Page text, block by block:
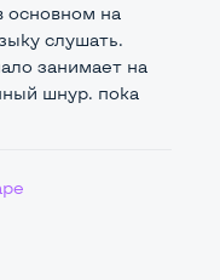
GHz)
основном на
слушать.
занимает на
шнур. пока